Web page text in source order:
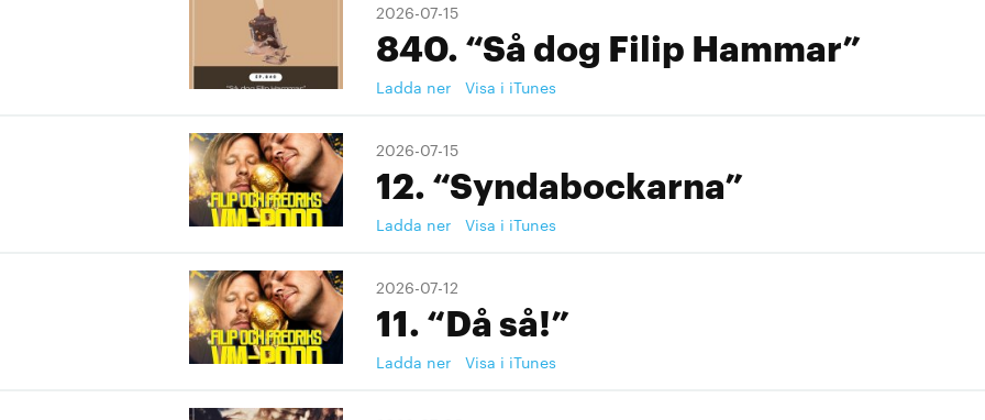
2026-07-15
840. “Så dog Filip Hammar”
Ladda ner Visa i iTunes
2026-07-15
12. “Syndabockarna”
Ladda ner Visa i iTunes
2026-07-12
11. “Då så!”
Ladda ner Visa i iTunes